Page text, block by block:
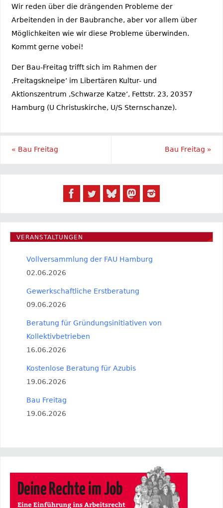
Wir reden über die drängenden Probleme der
Arbeitenden in der Baubranche, aber vor allem über
Möglichkeiten wie wir diese Probleme überwinden.
Kommt gerne vobei!
Der Bau-Freitag trifft sich im Rahmen der
‚Freitagskneipe‘ im Libertären Kultur- und
Aktionszentrum ‚Schwarze Katze‘, Fettstr. 23, 20357
Hamburg (U Christuskirche, U/S Sternschanze).
« Bau Freitag Bau Freitag »
VERANSTALTUNGEN
Vollversammlung der FAU Hamburg
02.06.2026
Gewerkschaftliche Erstberatung
09.06.2026
Beratung für Gründungsinitiativen von
Kollektivbetrieben
16.06.2026
Kostenlose Beratung für Azubis
19.06.2026
Bau Freitag
19.06.2026